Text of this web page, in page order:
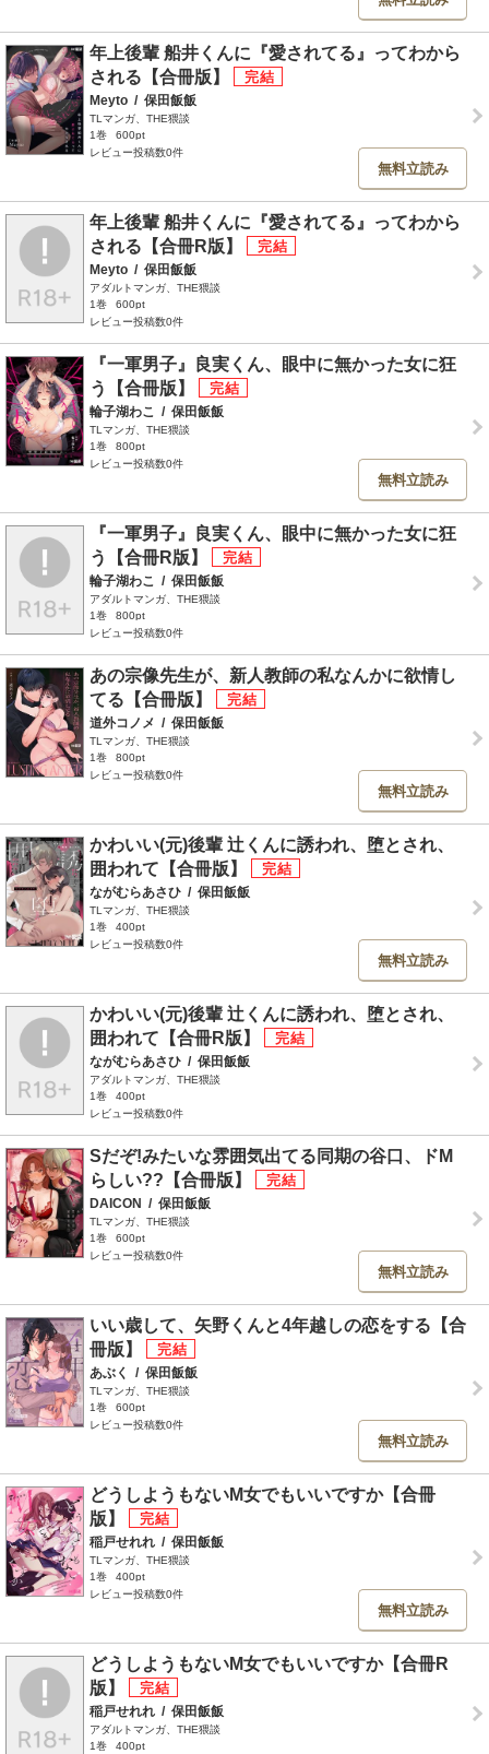
年上後輩 船井くんに『愛されてる』ってわから
される【合冊版】
Meyto / 保田飯飯
TLマンガ、THE猥談
1巻
600pt
レビュー投稿数0件
無料立読み
年上後輩 船井くんに『愛されてる』ってわから
される【合冊R版】
Meyto / 保田飯飯
アダルトマンガ、THE猥談
1巻
600pt
レビュー投稿数0件
『一軍男子』良実くん、眼中に無かった女に狂
う【合冊版】
輪子湖わこ / 保田飯飯
TLマンガ、THE猥談
1巻
800pt
レビュー投稿数0件
無料立読み
『一軍男子』良実くん、眼中に無かった女に狂
う【合冊R版】
輪子湖わこ / 保田飯飯
アダルトマンガ、THE猥談
1巻
800pt
レビュー投稿数0件
あの宗像先生が、新人教師の私なんかに欲情し
てる【合冊版】
道外コノメ / 保田飯飯
TLマンガ、THE猥談
1巻
800pt
レビュー投稿数0件
無料立読み
かわいい(元)後輩 辻くんに誘われ、堕とされ、
囲われて【合冊版】
ながむらあさひ / 保田飯飯
TLマンガ、THE猥談
1巻
400pt
レビュー投稿数0件
無料立読み
かわいい(元)後輩 辻くんに誘われ、堕とされ、
囲われて【合冊R版】
ながむらあさひ / 保田飯飯
アダルトマンガ、THE猥談
1巻
400pt
レビュー投稿数0件
Sだぞ!みたいな雰囲気出てる同期の谷口、ドM
らしい??【合冊版】
DAICON / 保田飯飯
TLマンガ、THE猥談
1巻
600pt
レビュー投稿数0件
無料立読み
いい歳して、矢野くんと4年越しの恋をする【合
冊版】
あぶく / 保田飯飯
TLマンガ、THE猥談
1巻
600pt
レビュー投稿数0件
無料立読み
どうしようもないM女でもいいですか【合冊
版】
稲戸せれれ / 保田飯飯
TLマンガ、THE猥談
1巻
400pt
レビュー投稿数0件
無料立読み
どうしようもないM女でもいいですか【合冊R
版】
稲戸せれれ / 保田飯飯
アダルトマンガ、THE猥談
1巻
400pt